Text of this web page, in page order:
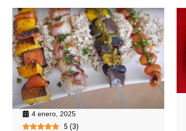
4 enero, 2025
5 (3)